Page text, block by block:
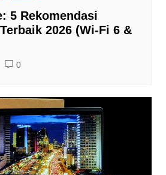
5 Rekomendasi
2026 (Wi-Fi 6 &
0